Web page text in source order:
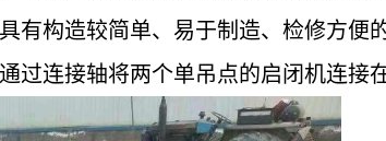
有构造较简单、易于制造、检修方
过连接轴将两个单吊点的启闭机连接